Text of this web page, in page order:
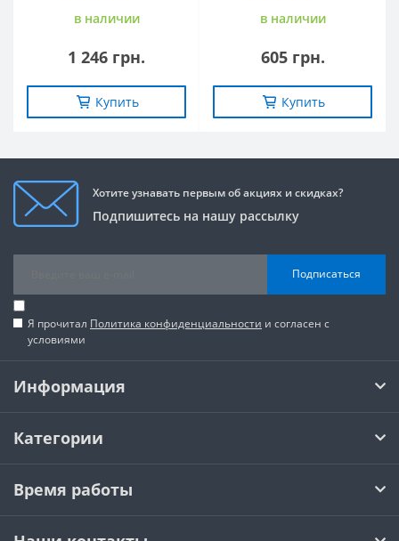
в наличии
1 246 грн.
Купить
в наличии
605 грн.
Купить
Хотите узнавать первым об акциях и скидках?
Подпишитесь на нашу рассылку
Подписаться
Я прочитал Политика конфиденциальности и согласен с
условиями
Информация
Категории
Время работы